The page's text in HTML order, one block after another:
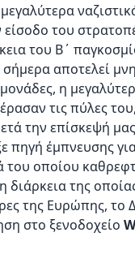
του
του Β΄
αποτελεί
η
τις πύλες
την επίσκεψή
έμπνευσης
οποίου
διάρκεια της
της Ευρώπης, το
στο ξενοδοχείο